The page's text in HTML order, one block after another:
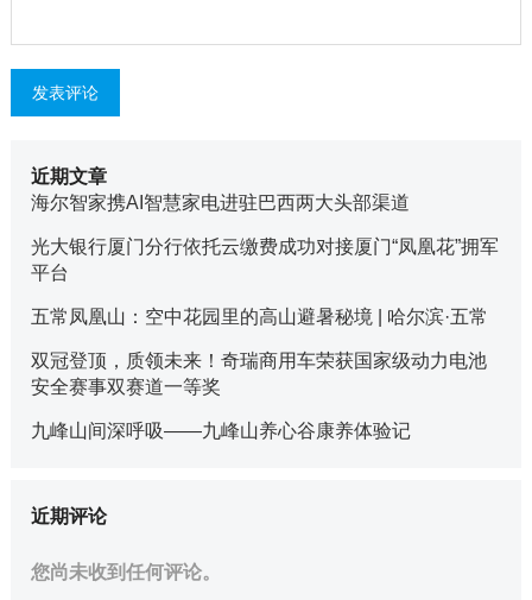
近期文章
海尔智家携AI智慧家电进驻巴西两大头部渠道
光大银行厦门分行依托云缴费成功对接厦门“凤凰花”拥军
平台
五常凤凰山：空中花园里的高山避暑秘境 | 哈尔滨·五常
双冠登顶，质领未来！奇瑞商用车荣获国家级动力电池
安全赛事双赛道一等奖
九峰山间深呼吸——九峰山养心谷康养体验记
近期评论
您尚未收到任何评论。